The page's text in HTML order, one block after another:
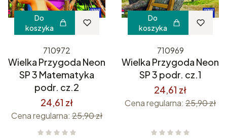
Do
koszyka
710972
Wielka Przygoda Neon
SP 3 Matematyka
podr. cz.2
24,61 zł
Cena regularna: 25,90 zł
Do
koszyka
710969
Wielka Przygoda Neon
SP 3 podr. cz.1
24,61 zł
Cena regularna: 25,90 zł